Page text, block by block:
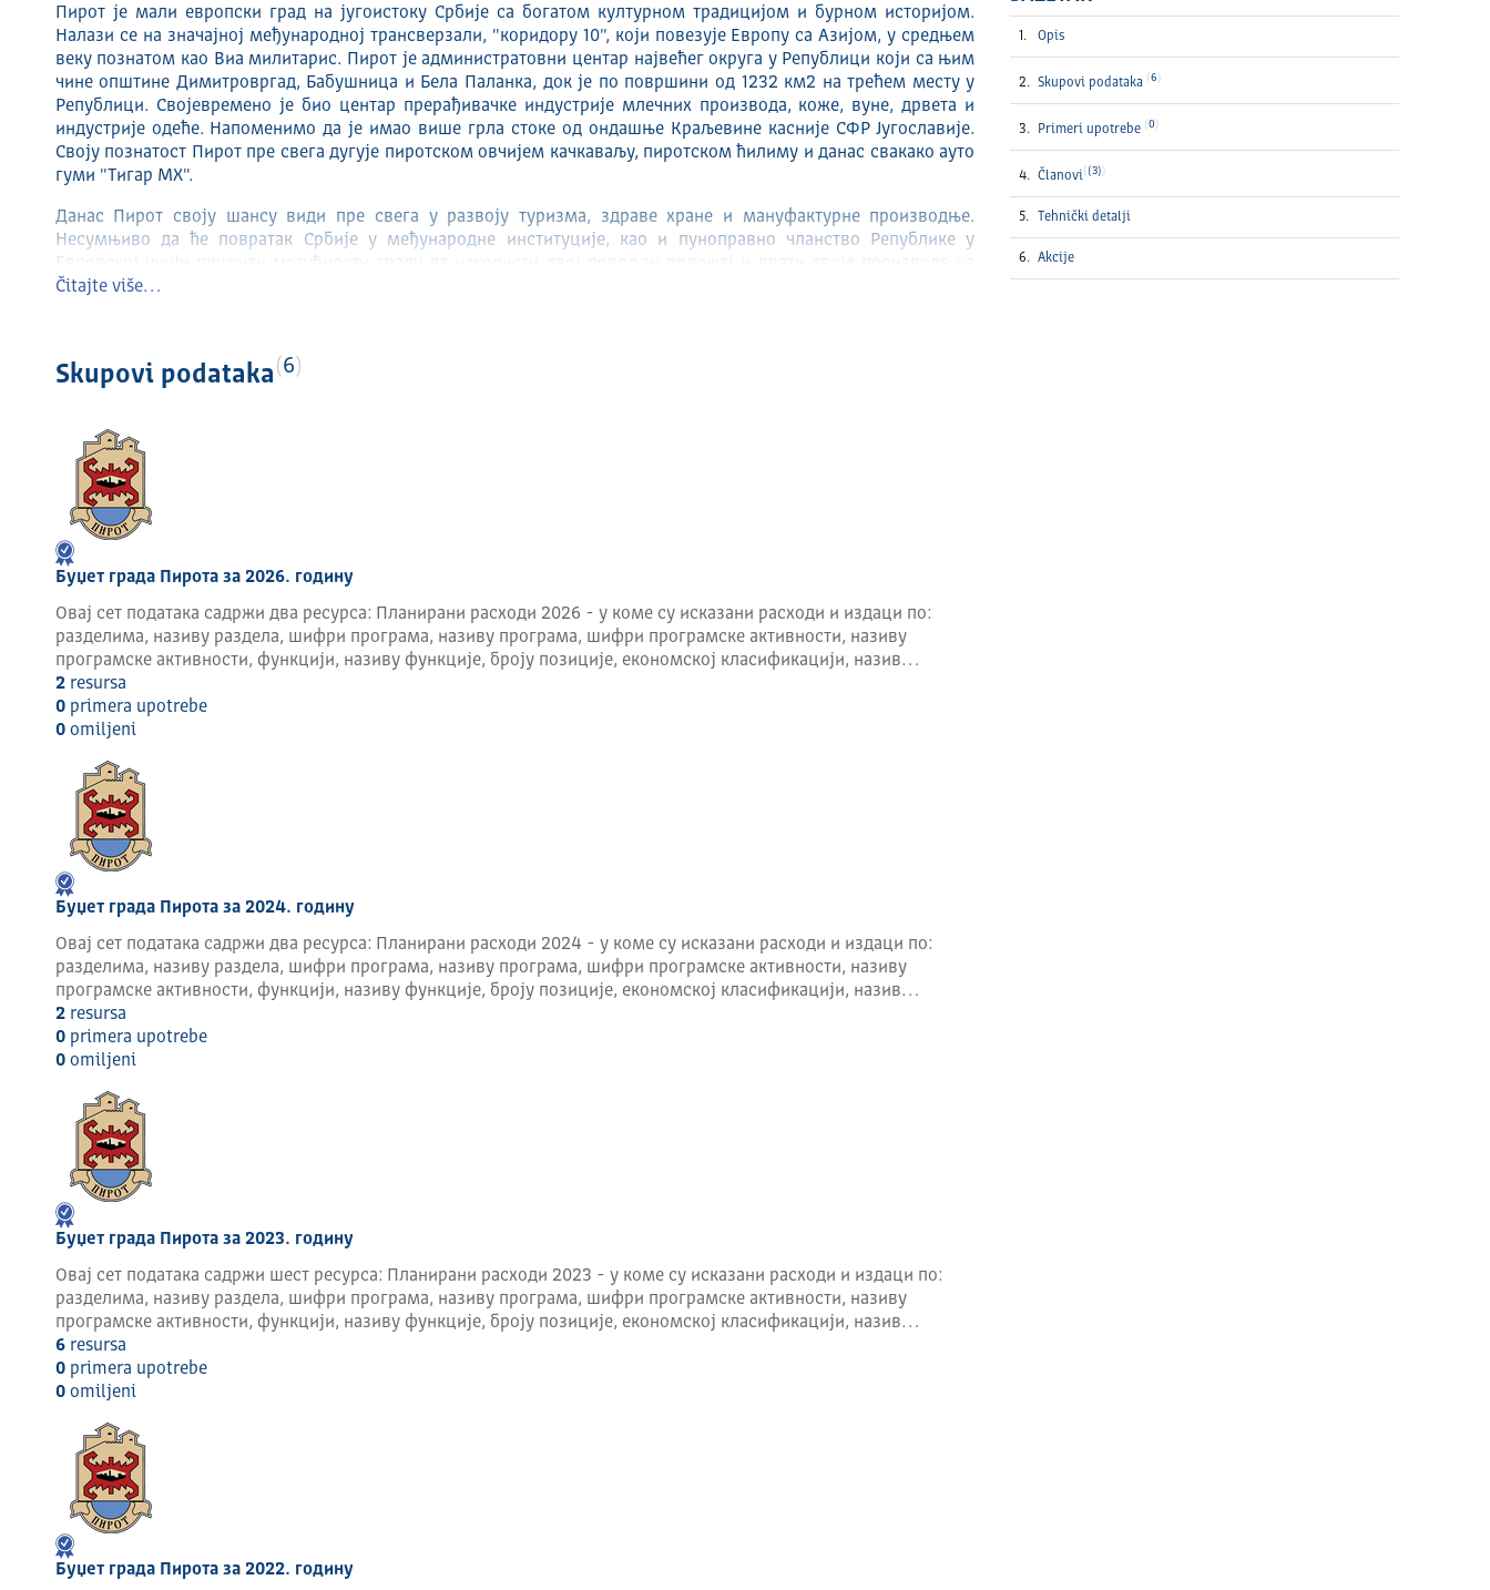
Пирот је мали европски град на југоистоку Србије са богатом културном традицијом и бурном историјом.
Налази се на значајној међународној трансверзали, "коридору 10", који повезује Европу са Азијом, у средњем
веку познатом као Виа милитарис. Пирот је администратовни центар највећег округа у Републици који са њим
чине општине Димитровргад, Бабушница и Бела Паланка, док је по површини од 1232 км2 на трећем месту у
Републици. Својевремено је био центар прерађивачке индустрије млечних производа, коже, вуне, дрвета и
индустрије одеће. Напоменимо да је имао више грла стоке од ондашње Краљевине касније СФР Југославије.
Своју познатост Пирот пре свега дугује пиротском овчијем качкаваљу, пиротском ћилиму и данас свакако ауто
гуми "Тигар МХ".
Данас Пирот своју шансу види пре свега у развоју туризма, здраве хране и мануфактурне производње.
Несумњиво да ће повратак Србије у међународне институције, као и пуноправно чланство Републике у
Европској унији пружити могућности граду да искористи свој повољан положај и врати своје производе на
европско и светско тржиште. Управо у циљу интегративних процеса неопходно је уложити средства у развој
незапошљености и развоја својих брендова. Град широм отвара своја врата свим инвеститорима који желе да
свој капитал уложе у развој пиротске привреде и стоји им на располагању како у консалтингу и прибављању
Географске карактеристике:
Надморска висина седиште општине (мнм)368м
Опсег надморских висина у општини (мин- макс) 368м -2169м
Географска дужина 22° 36', источно од Гринвича
Географска ширина 43° 09', северно од Екватора
Просечна максимална температура (°Ц) 18,42° Ц
Просечна минимална температура (°Ц) 5,95° Ц
Годишње падавине (мм) 504,27
Површина општине (км2) 1.232
Конфигурација терена: планински део је најзаступљенији са 40%, затим следе брдски и равничарски са по 30%
учешћа.
Магистрални ауто путеви кроз општину: интерконтинентални магистрални правац, европски аутопут Е-70, пут
од Ниша ка Димитровграду (М-1-12) у дужини ктоз општину Пирот је 36 км, И М-9 пут Пирот-Бабушница чија
је дужина на територији општине Пирот 11 км.
Железница – интерконтинентални магистрални правац (Турска – Балкан).
Удајеност Пирота у односу на веће центре у околини:
Пирот – Ниш : 75 км
Пирот – Београд : 330 км
Пирот – граница са Бугарском : 35 км
Пирот – Софија : 70 км
Čitajte više…
Skupovi podataka 6
Буџет града Пирота за 2026. годину
Овај сет података садржи два ресурса: Планирани расходи 2026 - у коме су исказани расходи и издаци по:
разделима, називу раздела, шифри програма, називу програма, шифри програмске активности, називу
програмске активности, функцији, називу функције, броју позиције, економској класификацији, назив…
2resursa
0primera upotrebe
0omilјeni
Буџет града Пирота за 2024. годину
Овај сет података садржи два ресурса: Планирани расходи 2024 - у коме су исказани расходи и издаци по:
разделима, називу раздела, шифри програма, називу програма, шифри програмске активности, називу
програмске активности, функцији, називу функције, броју позиције, економској класификацији, назив…
2resursa
0primera upotrebe
0omilјeni
Буџет града Пирота за 2023. годину
Овај сет података садржи шест ресурса: Планирани расходи 2023 - у коме су исказани расходи и издаци по:
разделима, називу раздела, шифри програма, називу програма, шифри програмске активности, називу
програмске активности, функцији, називу функције, броју позиције, економској класификацији, назив…
6resursa
0primera upotrebe
0omilјeni
Буџет града Пирота за 2022. годину
Opis
Skupovi podataka 6
Primeri upotrebe 0
Članovi (3)
Tehnički detalјi
Akcije